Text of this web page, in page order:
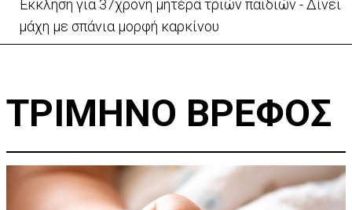
Έκκληση για 37χρονη μητέρα τριών παιδιών - Δίνει
μάχη με σπάνια μορφή καρκίνου
ΤΡΙΜΗΝΟ ΒΡΕΦΟΣ